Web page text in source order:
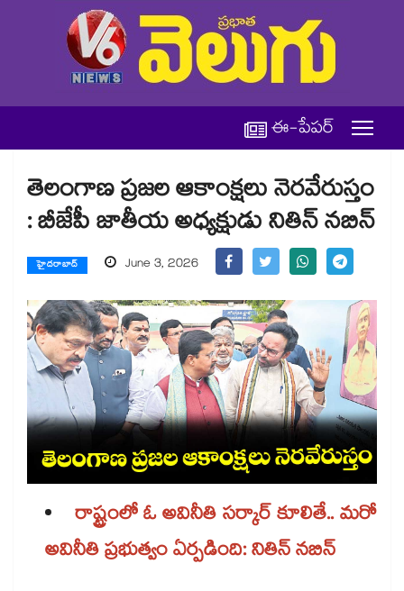
ఈ-పేపర్
తెలంగాణ ప్రజల ఆకాంక్షలు నెరవేరుస్తం
: బీజేపీ జాతీయ అధ్యక్షుడు నితిన్ నబిన్
హైదరాబాద్ June 3, 2026
రాష్ట్రంలో ఓ అవినీతి సర్కార్ కూలితే.. మరో
అవినీతి ప్రభుత్వం ఏర్పడింది: నితిన్ నబిన్